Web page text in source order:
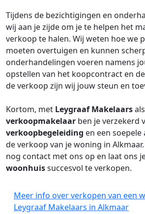
Tijdens de bezichtigingen en
wij aan je zijde om je te helpen het
verkoop te halen. Wij weten hoe we
moeten overtuigen en kunnen
onderhandelingen voeren namens
opstellen van het koopcontract en
de verkoop zijn wij jouw steun en
Kortom, met Leygraaf Makelaars
verkoopmakelaar ben je verzekerd
verkoopbegeleiding en een
de verkoop van je woning in
nog contact met ons op en laat ons
woonhuissuccesvol te verkopen.
Meer info over verkopen van een
Leygraaf Makelaars in Alkmaar